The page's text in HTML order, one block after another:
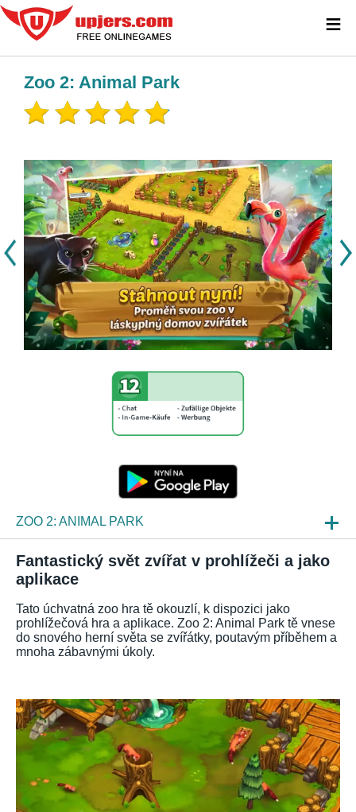
Zoo 2: Animal Park
ZOO 2: ANIMAL PARK
NOVINKY
NÁHLEDY HER
ČKO
Fantastický svět zvířat v prohlížeči a jako
aplikace
Tato úchvatná zoo hra tě okouzlí, k dispozici jako
prohlížečová hra a aplikace. Zoo 2: Animal Park tě vnese
do snového herní světa se zvířátky, poutavým příběhem a
mnoha zábavnými úkoly.
≡